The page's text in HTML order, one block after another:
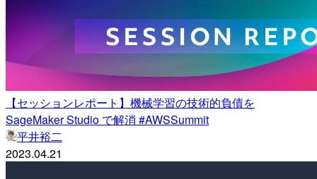
【セッションレポート】機械学習の技術的負債を
SageMaker Studio で解消 #AWSSummit
平井裕二
2023.04.21